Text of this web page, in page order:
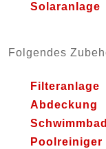
Solaranlage
Folgendes
Filteranlage
Abdeckung
Poolreiniger